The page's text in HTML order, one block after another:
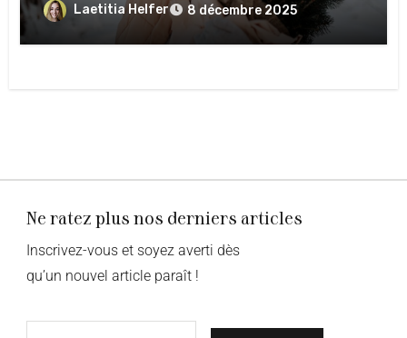
Laetitia Helfer 8 décembre 2025
Ne ratez plus nos derniers articles
Inscrivez-vous et soyez averti dès
qu’un nouvel article paraît !